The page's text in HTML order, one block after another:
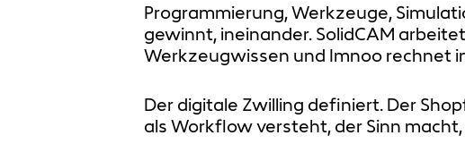
Programmierung, Werkzeuge,
gewinnt, ineinander. SolidCAM
Werkzeugwissen und Imnoo rechnet
Der digitale Zwilling definiert. Der
als Workflow versteht, der Sinn